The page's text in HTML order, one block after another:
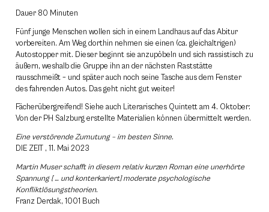
Dauer 80 Minuten
Fünf junge Menschen wollen sich in einem Landhaus auf das Abitur
vorbereiten. Am Weg dorthin nehmen sie einen (ca. gleichaltrigen)
Autostopper mit. Dieser beginnt sie anzupöbeln und sich rassistisch zu
äußern, weshalb die Gruppe ihn an der nächsten Raststätte
rausschmeißt – und später auch noch seine Tasche aus dem Fenster
des fahrenden Autos. Das geht nicht gut weiter!
Fächerübergreifend! Siehe auch Literarisches Quintett am 4. Oktober:
Von der PH Salzburg erstellte Materialien können übermittelt werden.
Eine verstörende Zumutung – im besten Sinne.
DIE ZEIT , 11. Mai 2023
Martin Muser schafft in diesem relativ kurzen Roman eine unerhörte
Spannung [ … und konterkariert] moderate psychologische
Konfliktlösungstheorien.
Franz Derdak, 1001 Buch